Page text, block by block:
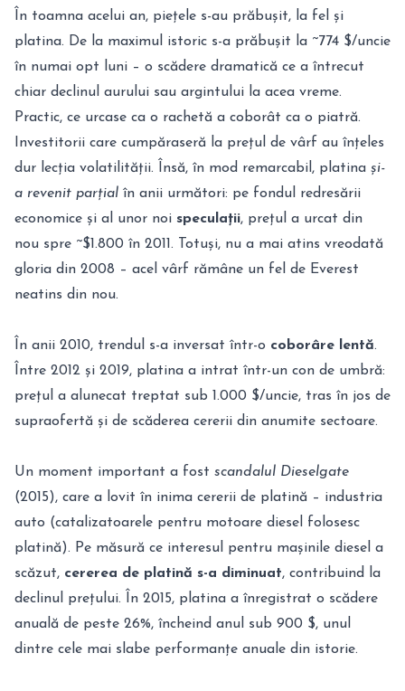
În toamna acelui an, piețele s-au prăbușit, la fel și
platina. De la maximul istoric s-a prăbușit la ~774 $/uncie
în numai opt luni – o scădere dramatică ce a întrecut
chiar declinul aurului sau argintului la acea vreme.
Practic, ce urcase ca o rachetă a coborât ca o piatră.
Investitorii care cumpăraseră la prețul de vârf au înțeles
dur lecția volatilității. Însă, în mod remarcabil, platina și-
a revenit parțial în anii următori: pe fondul redresării
economice și al unor noi speculații, prețul a urcat din
nou spre ~$1.800 în 2011. Totuși, nu a mai atins vreodată
gloria din 2008 – acel vârf rămâne un fel de Everest
neatins din nou.
În anii 2010, trendul s-a inversat într-o coborâre lentă.
Între 2012 și 2019, platina a intrat într-un con de umbră:
prețul a alunecat treptat sub 1.000 $/uncie, tras în jos de
supraofertă și de scăderea cererii din anumite sectoare.
Un moment important a fost scandalul Dieselgate
(2015), care a lovit în inima cererii de platină – industria
auto (catalizatoarele pentru motoare diesel folosesc
platină). Pe măsură ce interesul pentru mașinile diesel a
scăzut, cererea de platină s-a diminuat, contribuind la
declinul prețului. În 2015, platina a înregistrat o scădere
anuală de peste 26%, încheind anul sub 900 $, unul
dintre cele mai slabe performanțe anuale din istorie.